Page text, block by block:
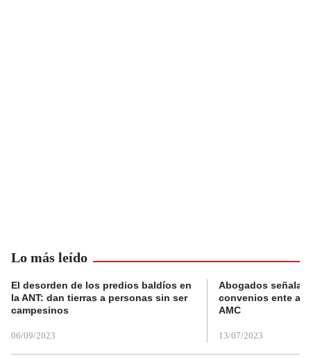
Lo más leído
El desorden de los predios baldíos en
la ANT: dan tierras a personas sin ser
campesinos
06/09/2023
Abogados
convenios ente
AMC
13/07/2023